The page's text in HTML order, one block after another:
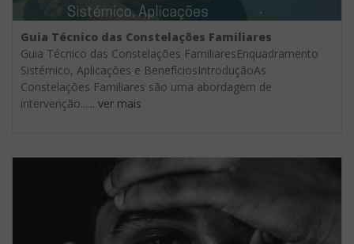
Guia Técnico das Constelações Familiares
Guia Técnico das Constelações FamiliaresEnquadramento
Sistémico, Aplicações e BenefíciosIntroduçãoAs
Constelações Familiares são uma abordagem de
intervenção...... ver mais